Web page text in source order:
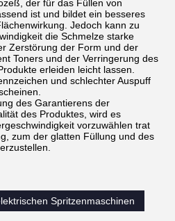
der für das Füllen von
ist und bildet ein besseres
Jedoch kann zu
die Schmelze starke
Zerstörung der Form und der
Toners und der Verringerung des
erleiden leicht lassen.
und schlechter Auspuff
des Garantierens der
des Produktes, wird es
vorzuwählen trat
zum der glatten Füllung und des
Spritzenmaschinen